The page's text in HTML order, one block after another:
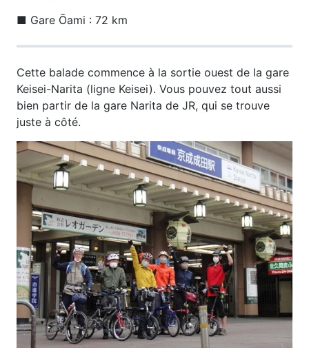
■ Gare Ōami : 72 km
Cette balade commence à la sortie ouest de la gare
Keisei-Narita (ligne Keisei). Vous pouvez tout aussi
bien partir de la gare Narita de JR, qui se trouve
juste à côté.